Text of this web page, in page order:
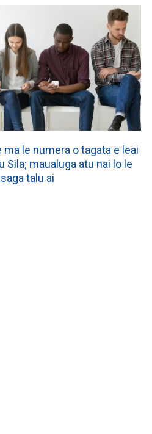
le numera o tagata e leai
Sila; maualuga atu nai lo le
talu ai